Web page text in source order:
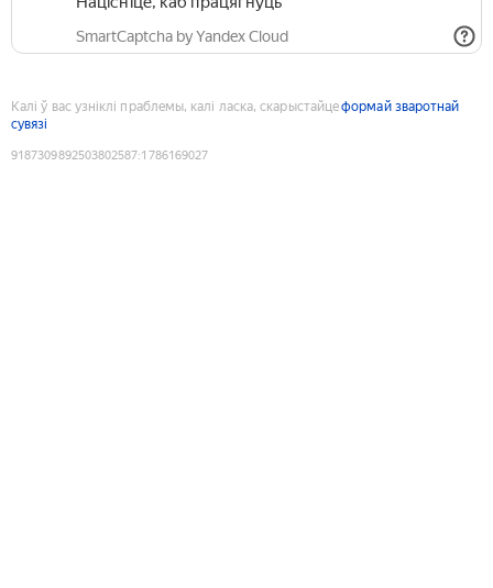
SmartCaptcha by Yandex Cloud
Калі ў вас узніклі праблемы, калі ласка, скарыстайцеформай зваротнай
сувязі
9187309892503802587:1786169027